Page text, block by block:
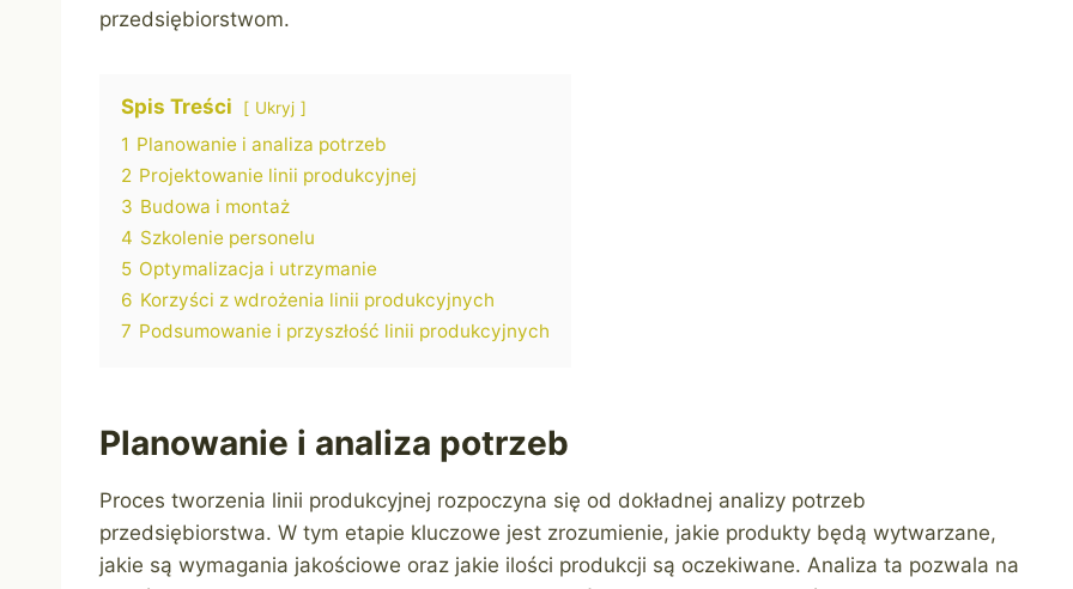
przedsiębiorstwom.
Spis Treści Ukryj
1 Planowanie i analiza potrzeb
2 Projektowanie linii produkcyjnej
3 Budowa i montaż
4 Szkolenie personelu
5 Optymalizacja i utrzymanie
6 Korzyści z wdrożenia linii produkcyjnych
7 Podsumowanie i przyszłość linii produkcyjnych
Planowanie i analiza potrzeb
Proces tworzenia linii produkcyjnej rozpoczyna się od dokładnej analizy potrzeb
przedsiębiorstwa. W tym etapie kluczowe jest zrozumienie, jakie produkty będą wytwarzane,
jakie są wymagania jakościowe oraz jakie ilości produkcji są oczekiwane. Analiza ta pozwala na